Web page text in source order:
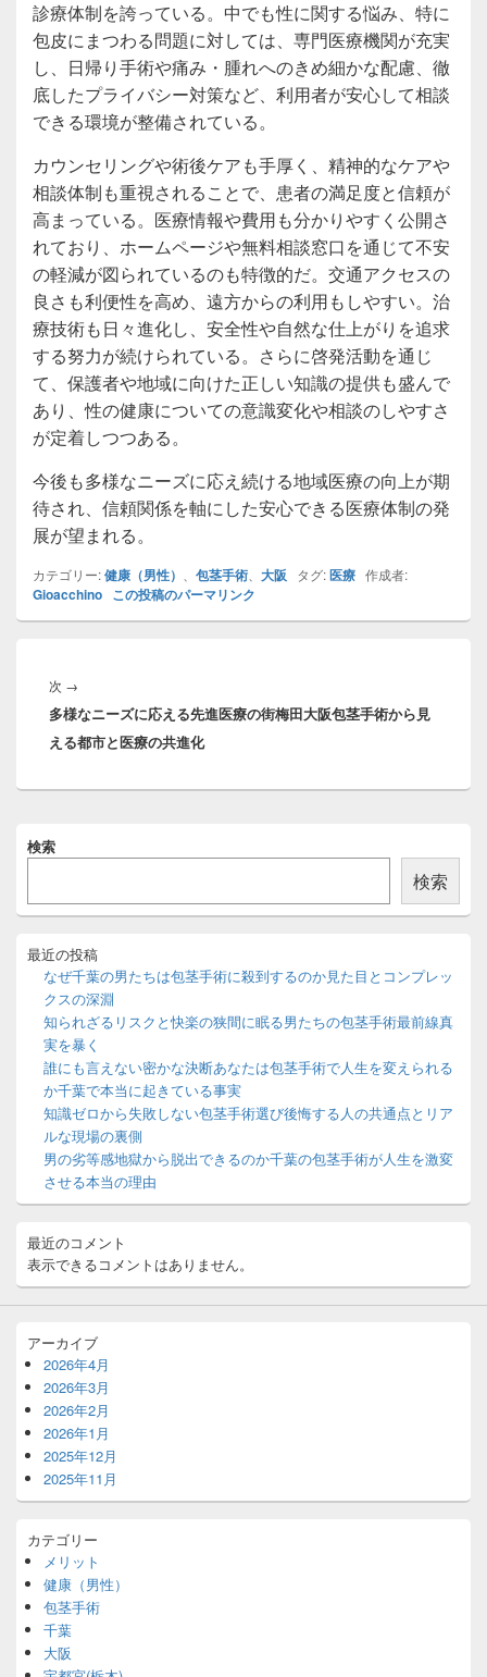
診療体制を誇っている。中でも性に関する悩み、特に
包皮にまつわる問題に対しては、専門医療機関が充実
し、日帰り手術や痛み・腫れへのきめ細かな配慮、徹
底したプライバシー対策など、利用者が安心して相談
できる環境が整備されている。
カウンセリングや術後ケアも手厚く、精神的なケアや
相談体制も重視されることで、患者の満足度と信頼が
高まっている。医療情報や費用も分かりやすく公開さ
れており、ホームページや無料相談窓口を通じて不安
の軽減が図られているのも特徴的だ。交通アクセスの
良さも利便性を高め、遠方からの利用もしやすい。治
療技術も日々進化し、安全性や自然な仕上がりを追求
する努力が続けられている。さらに啓発活動を通じ
て、保護者や地域に向けた正しい知識の提供も盛んで
あり、性の健康についての意識変化や相談のしやすさ
が定着しつつある。
今後も多様なニーズに応え続ける地域医療の向上が期
待され、信頼関係を軸にした安心できる医療体制の発
展が望まれる。
カテゴリー:健康（男性） 包茎手術 大阪 タグ:医療 作成者:
Gioacchino この投稿のパーマリンク
稿
ナ
ビ
ゲ
ン
次 →
の
投
多様なニーズに応える先進医療の街梅田大阪包茎手術から見
える都市と医療の共進化
イ
イ
バ
検索
検索
最近の投稿
なぜ千葉の男たちは包茎手術に殺到するのか見た目とコンプレッ
クスの深淵
知られざるリスクと快楽の狭間に眠る男たちの包茎手術最前線真
実を暴く
誰にも言えない密かな決断あなたは包茎手術で人生を変えられる
か千葉で本当に起きている事実
知識ゼロから失敗しない包茎手術選び後悔する人の共通点とリア
ルな現場の裏側
男の劣等感地獄から脱出できるのか千葉の包茎手術が人生を激変
させる本当の理由
最近のコメント
表示できるコメントはありません。
アーカイブ
2026年4月
2026年3月
2026年2月
2026年1月
2025年12月
2025年11月
カテゴリー
メリット
健康（男性）
包茎手術
千葉
大阪